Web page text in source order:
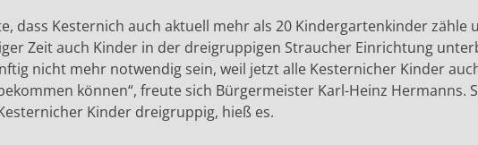
dass Kesternich auch aktuell mehr als 20 Kindergartenkinder zähle
Zeit auch Kinder in der dreigruppigen Straucher Einrichtung
nicht mehr notwendig sein, weil jetzt alle Kesternicher Kinder
können“, freute sich Bürgermeister Karl-Heinz Hermanns.
Kinder dreigruppig, hieß es.